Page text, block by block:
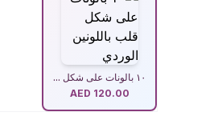
١٠ بالونات على شكل ...
AED 120.00